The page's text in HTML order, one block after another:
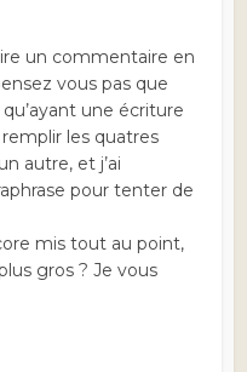
un commentaire en
vous pas que
une écriture
les quatres
autre, et j’ai
pour tenter de
mis tout au point,
gros ? Je vous